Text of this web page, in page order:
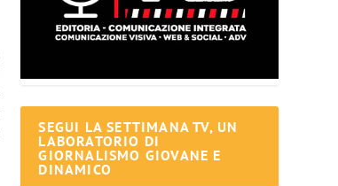
SEGUI LA SETTIMANA TV, UN
LABORATORIO DI
GIORNALISMO GIOVANE E
DINAMICO